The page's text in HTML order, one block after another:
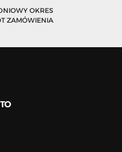
OKRES
ZAMÓWIENIA